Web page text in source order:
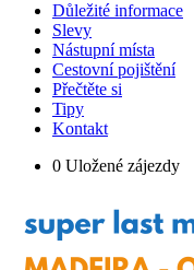
Důležité informace
Slevy
Nástupní místa
Cestovní pojištění
Přečtěte si
Tipy
Kontakt
0 Uložené zájezdy